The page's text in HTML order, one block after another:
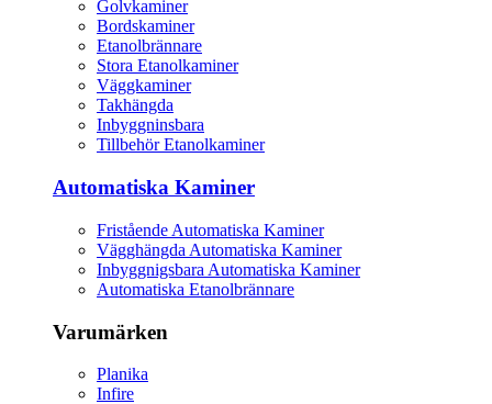
Golvkaminer
Bordskaminer
Etanolbrännare
Stora Etanolkaminer
Väggkaminer
Takhängda
Inbyggninsbara
Tillbehör Etanolkaminer
Automatiska Kaminer
Fristående Automatiska Kaminer
Vägghängda Automatiska Kaminer
Inbyggnigsbara Automatiska Kaminer
Automatiska Etanolbrännare
Varumärken
Planika
Infire